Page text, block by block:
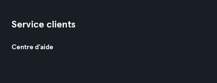
Service clients
Centre d'aide